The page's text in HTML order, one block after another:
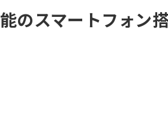
のスマートフォン